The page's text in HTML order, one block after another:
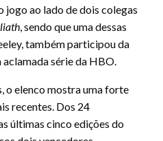
jogo ao lado de dois colegas
, sendo que uma dessas
também participou da
série da HBO.
o elenco mostra uma forte
recentes. Dos 24
últimas cinco edições do